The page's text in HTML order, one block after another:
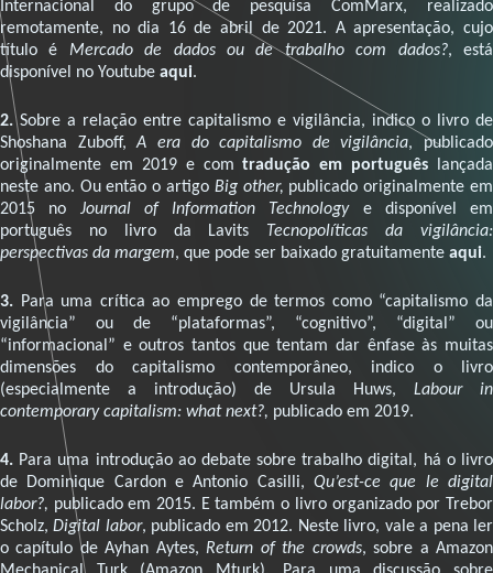
Internacional do grupo de pesquisa ComMarx, realizado
remotamente, no dia 16 de abril de 2021. A apresentação, cujo
título é Mercado de dados ou de trabalho com dados?, está
disponível no Youtube aqui.
2.Sobre a relação entre capitalismo e vigilância, indico o livro de
Shoshana Zuboff,A era do capitalismo de vigilância, publicado
originalmente em 2019 e comtradução em português lançada
neste ano. Ou então o artigo Big other, publicado originalmente em
2015 no Journal of Information Technologye disponível em
português no livro da Lavits
Tecnopolíticas da vigilância:
perspectivas da margem, que pode ser baixado gratuitamente aqui.
3. Para uma crítica ao emprego de termos como “capitalismo da
vigilância” ou de “plataformas”, “cognitivo”, “digital” ou
“informacional” e outros tantos que tentam dar ênfase às muitas
dimensões do capitalismo contemporâneo, indico o livro
(especialmente a introdução) de Ursula Huws, Labour in
contemporary capitalism: what next?, publicado em 2019.
4. Para uma introdução ao debate sobre trabalho digital, há o livro
de Dominique Cardon e Antonio Casilli, Qu’est-ce que le digital
labor?, publicado em 2015. E também o livro organizado por Trebor
Scholz,Digital labor, publicado em 2012. Neste livro, vale a pena ler
o capítulo de Ayhan Aytes, Return of the crowds, sobre a Amazon